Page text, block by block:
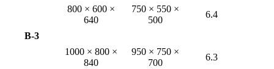
B-3
800 × 600 ×
640
750 × 550 ×
500
6.4
1000 × 800 ×
840
950 × 750 ×
700
6.3